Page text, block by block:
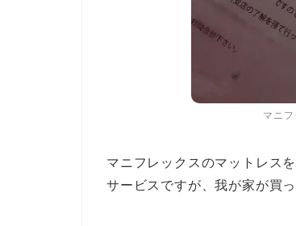
マニ
マニフレックスのマットレス
サービスですが、我が家が買